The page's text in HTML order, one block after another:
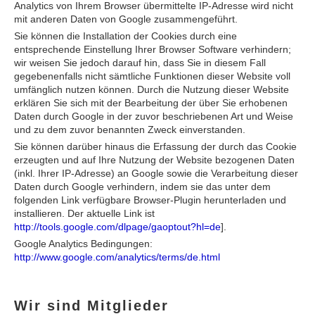
Analytics von Ihrem Browser übermittelte IP-Adresse wird nicht
mit anderen Daten von Google zusammengeführt.
Sie können die Installation der Cookies durch eine
entsprechende Einstellung Ihrer Browser Software verhindern;
wir weisen Sie jedoch darauf hin, dass Sie in diesem Fall
gegebenenfalls nicht sämtliche Funktionen dieser Website voll
umfänglich nutzen können. Durch die Nutzung dieser Website
erklären Sie sich mit der Bearbeitung der über Sie erhobenen
Daten durch Google in der zuvor beschriebenen Art und Weise
und zu dem zuvor benannten Zweck einverstanden.
Sie können darüber hinaus die Erfassung der durch das Cookie
erzeugten und auf Ihre Nutzung der Website bezogenen Daten
(inkl. Ihrer IP-Adresse) an Google sowie die Verarbeitung dieser
Daten durch Google verhindern, indem sie das unter dem
folgenden Link verfügbare Browser-Plugin herunterladen und
installieren. Der aktuelle Link ist
http://tools.google.com/dlpage/gaoptout?hl=de].
Google Analytics Bedingungen:
http://www.google.com/analytics/terms/de.html
Wir sind Mitglieder